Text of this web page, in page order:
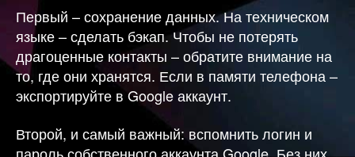
Первый – сохранение данных. На техническом
языке – сделать бэкап. Чтобы не потерять
драгоценные контакты – обратите внимание на
то, где они хранятся. Если в памяти телефона –
экспортируйте в Google аккаунт.
Второй, и самый важный: вспомнить логин и
пароль собственного аккаунта Google. Без них